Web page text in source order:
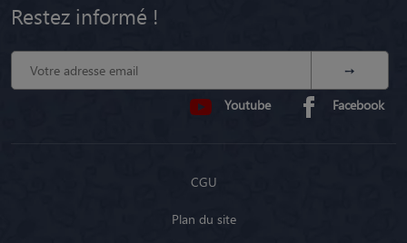
Restez informé !
Youtube Facebook
CGU
Plan du site